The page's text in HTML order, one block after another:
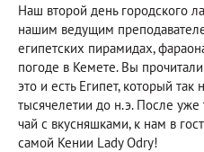
Наш второй день городского
нашим ведущим
египетских пирамидах,
погоде в Кемете. Вы
это и есть Египет, который так
тысячелетии до н.э. После
чай с вкусняшками, к нам в
самой Кении Lady Odry!